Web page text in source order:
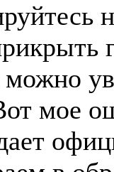
мое